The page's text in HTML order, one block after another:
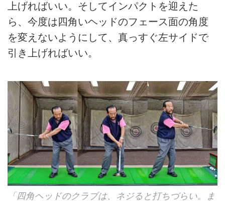
上げればいい。そしてインパクトを迎えた
ら、今度は四角いヘッドのフェース面の角度
を変えないようにして、真っすぐ左サイドで
引き上げればいい。
「四角ヘッドのクラブは、ネジると打ちづらい。ま